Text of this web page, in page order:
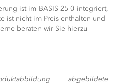
ist im BASIS 25-0 integriert,
ist nicht im Preis enthalten und
beraten wir Sie hierzu
abgebildete